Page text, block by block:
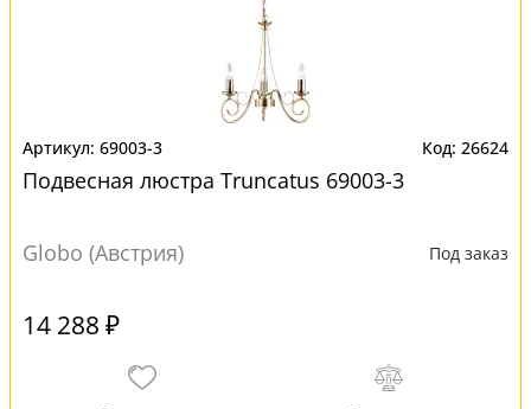
69003-3 26624
Подвесная люстра Truncatus 69003-3
Globo (Австрия) Под заказ
14 288 ₽